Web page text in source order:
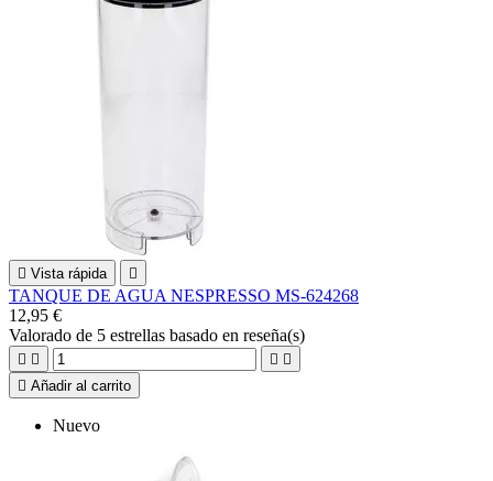
 Vista rápida 
TANQUE DE AGUA NESPRESSO MS-624268
12,95 €
Valorado de 5 estrellas basado en reseña(s)
   
 Añadir al carrito
Nuevo